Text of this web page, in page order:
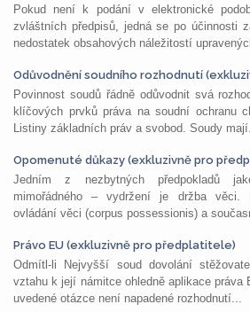
Pokud není k podání v elektronické
zvláštních předpisů, jedná se po účinnosti
nedostatek obsahových náležitostí
Odůvodnění soudního rozhodnutí
Povinnost soudů řádně odůvodnit svá
klíčových prvků práva na soudní ochranu
Listiny základních práv a svobod. Soudy
Opomenuté důkazy (exkluzivně pro
Jedním z nezbytných předpokladů
mimořádného – vydržení je držba věci.
ovládání věci (corpus possessionis) a
Právo EU (exkluzivně pro předplatitele)
Odmítl-li Nejvyšší soud dovolání
vztahu k její námitce ohledně aplikace práva
uvedené otázce není napadené rozhodnutí...